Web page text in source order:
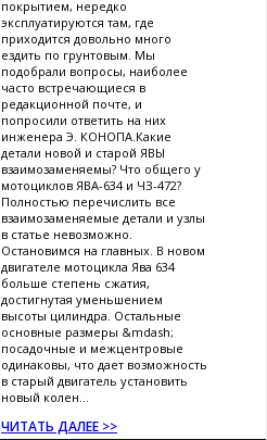
покрытием, нередко
эксплуатируются там, где
приходится довольно много
ездить по грунтовым. Мы
подобрали вопросы, наиболее
часто встречающиеся в
редакционной почте, и
попросили ответить на них
инженера Э. КОНОПА.Какие
детали новой и старой ЯВЫ
взаимозаменяемы? Что общего у
мотоциклов ЯВА-634 и ЧЗ-472?
Полностью перечислить все
взаимозаменяемые детали и узлы
в статье невозможно.
Остановимся на главных. В новом
двигателе мотоцикла Ява 634
больше степень сжатия,
достигнутая уменьшением
высоты цилиндра. Остальные
основные размеры &mdash;
посадочные и межцентровые
одинаковы, что дает возможность
в старый двигатель установить
новый колен...
ЧИТАТЬ ДАЛЕЕ >>